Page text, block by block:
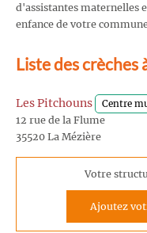
d'assistantes maternelles
enfance de votre
Liste des crèches
Les Pitchouns Centre
12 rue de la Flume
35520 La Mézière
Votre
Ajoutez